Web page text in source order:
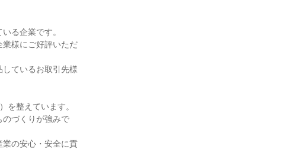
る企業です。
業様にご好評いただ
ているお取引先様
を整えています。
のづくりが強みで
の安心・安全に貢